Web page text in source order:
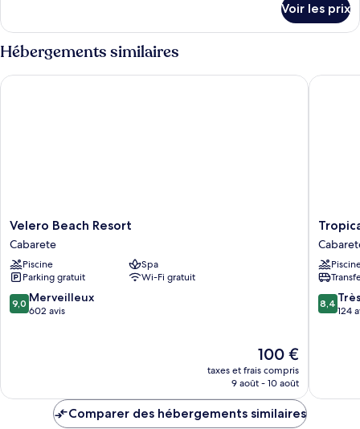
One
Bedroom
Apartment
le
type
de
chambre
One
Voir les prix
Hébergements similaires
Velero
Beach
Resort
Cabarete
Velero Beach Resort
Cabarete
Piscine
Spa
Parking gratuit
Wi-Fi gratuit
9.0
sur
9,0 Merveilleux
602 avis
Le
nouveau
prix
de
100 €
taxes et frais compris
9 août - 10 août
Velero Beach Resort
Tropical
Casa
Laguna
8.4
sur
8,4
124
Tropical
Comparer des hébergements similaires